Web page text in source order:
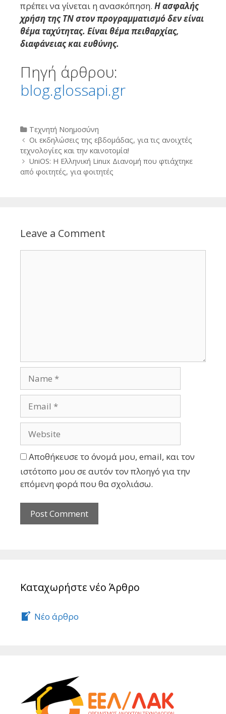
πρέπει να γίνεται η ανασκόπηση. Η ασφαλής
χρήση της ΤΝ στον προγραμματισμό δεν είναι
θέμα ταχύτητας. Είναι θέμα πειθαρχίας,
διαφάνειας και ευθύνης.
Πηγή άρθρου:
blog.glossapi.gr
Categories
Τεχνητή Νοημοσύνη
Post
navigation
Οι εκδηλώσεις της εβδομάδας, για τις ανοιχτές
τεχνολογίες και την καινοτομία!
UniOS: Η Ελληνική Linux Διανομή που φτιάχτηκε
από φοιτητές, για φοιτητές
Leave a Comment
Αποθήκευσε το όνομά μου, email, και τον
ιστότοπο μου σε αυτόν τον πλοηγό για την
επόμενη φορά που θα σχολιάσω.
Καταχωρήστε νέο Άρθρο
Νέο άρθρο